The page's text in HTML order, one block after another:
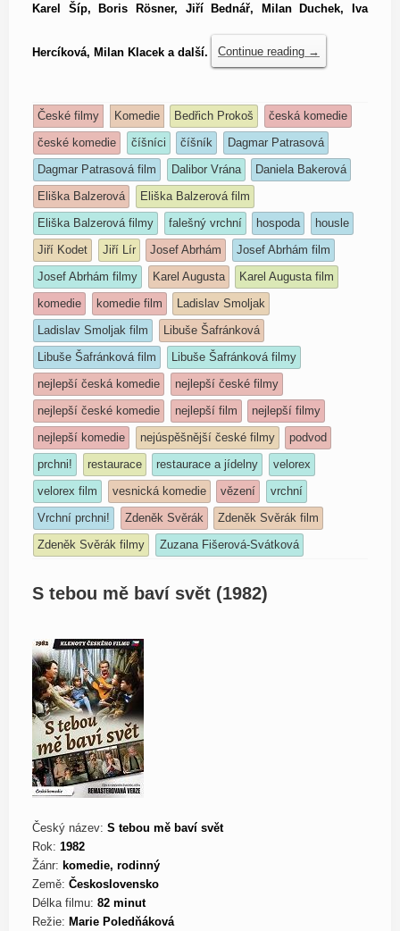
Karel Šíp, Boris Rösner, Jiří Bednář, Milan Duchek, Iva
Hercíková, Milan Klacek a další. Continue reading →
České filmy Komedie Bedřich Prokoš
česká komedie
české komedie
číšníci číšník
Dagmar Patrasová
Dagmar Patrasová film
Dalibor Vrána
Daniela Bakerová
Eliška Balzerová
Eliška Balzerová film
Eliška Balzerová filmy
falešný vrchní hospoda
housle
Jiří Kodet
Jiří Lír Josef Abrhám
Josef Abrhám film
Josef Abrhám filmy
Karel Augusta
Karel Augusta film
komedie
komedie film
Ladislav Smoljak
Ladislav Smoljak film
Libuše Šafránková
Libuše Šafránková film
Libuše Šafránková filmy
nejlepší česká komedie
nejlepší české filmy
nejlepší české komedie
nejlepší film
nejlepší filmy
nejlepší komedie
nejúspěšnější české filmy
podvod
prchni!
restaurace restaurace a jídelny
velorex
velorex film
vesnická komedie vězení
vrchní
Vrchní prchni!
Zdeněk Svěrák
Zdeněk Svěrák film
Zdeněk Svěrák filmy
Zuzana Fišerová-Svátková
S tebou mě baví svět (1982)
Český název: S tebou mě baví svět
Rok: 1982
Žánr: komedie, rodinný
Země: Československo
Délka filmu: 82 minut
Režie: Marie Poledňáková